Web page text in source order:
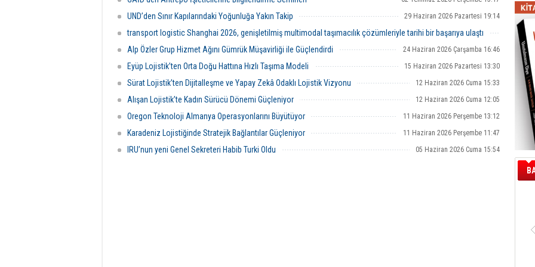
Bölgesi’ni temsil etmeye hak kazandı.
okurlarla buluştu.
UND’den Sınır Kapılarındaki Yoğunluğa Yakın Takip 29 Haziran 2026 Pazartesi 19:14
transport logistic Shanghai 2026, genişletilmiş multimodal taşımacılık çözümleriyle tarihi bir başarıya ulaştı
29 Haziran 2026 Pazartesi 14:08
Alp Özler Grup Hizmet Ağını Gümrük Müşavirliği ile Güçlendirdi 24 Haziran 2026 Çarşamba 16:46
Eyüp Lojistik’ten Orta Doğu Hattına Hızlı Taşıma Modeli 15 Haziran 2026 Pazartesi 13:30
Sürat Lojistik’ten Dijitalleşme ve Yapay Zekâ Odaklı Lojistik Vizyonu 12 Haziran 2026 Cuma 15:33
Alışan Lojistik’te Kadın Sürücü Dönemi Güçleniyor 12 Haziran 2026 Cuma 12:05
Oregon Teknoloji Almanya Operasyonlarını Büyütüyor 11 Haziran 2026 Perşembe 13:12
Karadeniz Lojistiğinde Stratejik Bağlantılar Güçleniyor 11 Haziran 2026 Perşembe 11:47
IRU’nun yeni Genel Sekreteri Habib Turki Oldu 05 Haziran 2026 Cuma 15:54